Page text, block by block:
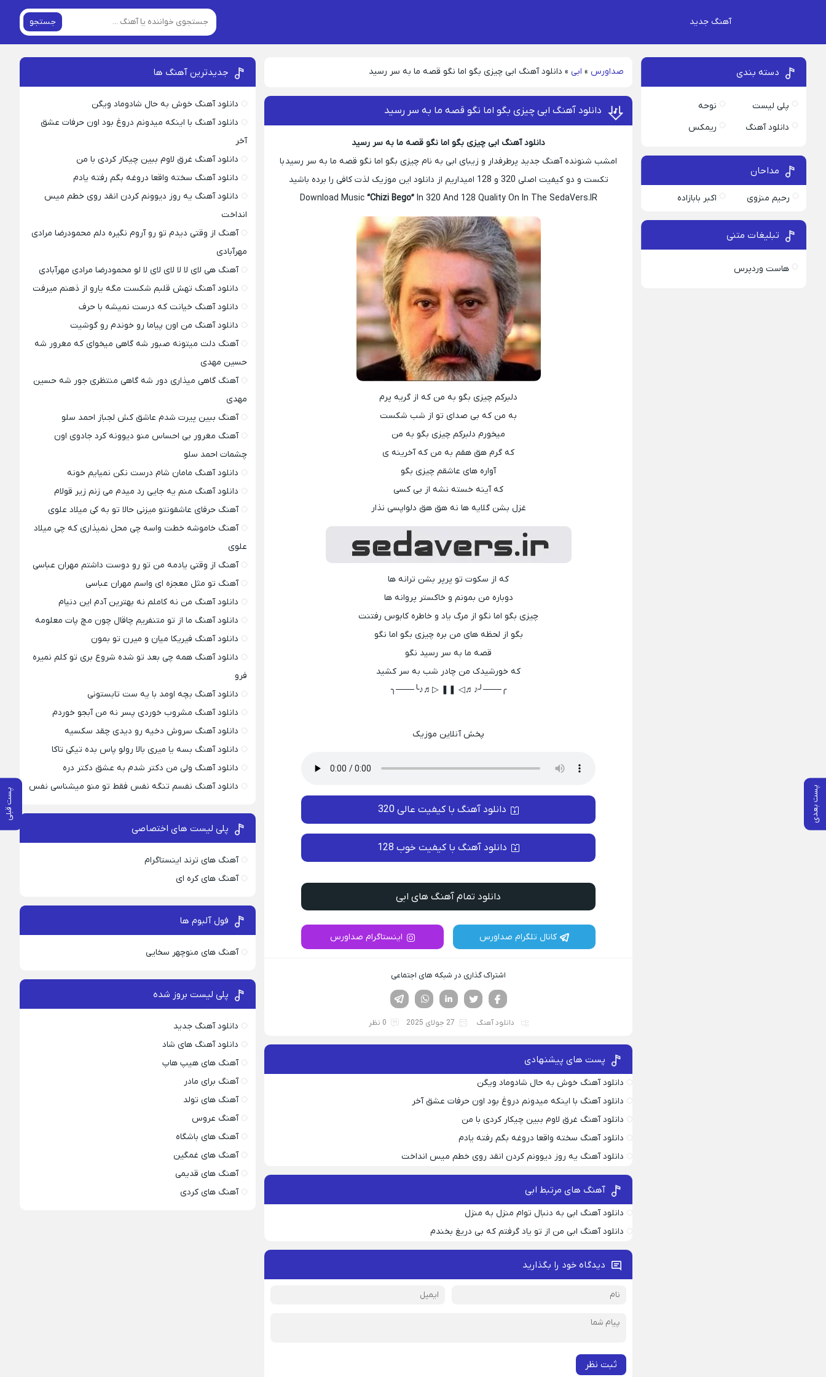
آهنگ جدید جستجو
صداورس » ابی » دانلود آهنگ ابی چیزی بگو اما نگو قصه ما به سر رسید
پست بعدی پست قبلی
دانلود آهنگ ابی چیزی بگو اما نگو قصه ما به سر رسید
دانلود آهنگ ابی چیزی بگو اما نگو قصه ما به سر رسید
امشب شنونده آهنگ جدید پرطرفدار و زیبای ابی به نام چیزی بگو اما نگو قصه ما به سر رسید با
تکست و دو کیفیت اصلی 320 و 128 امیداریم از دانلود این موزیک لذت کافی را برده باشید
Download Music “Chizi Bego”In 320 And 128 Quality On In The SedaVers.IR
دلبرکم چیزی بگو به من که از گریه پرم
به من که بی صدای تو از شب شکست
میخورم دلبرکم چیزی بگو به من
که گرم هق هقم به من که آخرینه ی
آواره های عاشقم چیزی بگو
که آینه خسته نشه از بی کسی
غزل بشن گلایه ها نه هق هق دلواپسی نذار
که از سکوت تو پرپر بشن ترانه ها
دوباره من بمونم و خاکستر پروانه ها
چیزی بگو اما نگو از مرگ یاد و خاطره کابوس رفتنت
بگو از لحظه های من بره چیزی بگو اما نگو
قصه ما به سر رسید نگو
که خورشیدک من چادر شب به سر کشید
╭───╯♪♬◁ ❚❚ ▷♬♪╰───╮
پخش آنلاین موزیک
دانلود آهنگ با کیفیت عالی 320
دانلود آهنگ با کیفیت خوب 128
دانلود تمام آهنگ های ابی
کانال تلگرام صداورس اینستاگرام صداورس
اشتراک گذاری در شبکه های اجتماعی
لینکدین تویتر
فیسوک
دانلود آهنگ 27 جولای 2025 0 نظر
پست های پیشنهادی
دانلود آهنگ خوش به حال شادوماد ویگن
دانلود آهنگ با اینکه میدونم دروغ بود اون حرفات عشق آخر
دانلود آهنگ غرق لاوم ببین چیکار کردی با من
دانلود آهنگ سخته واقعا دروغه بگم رفته یادم
دانلود آهنگ یه روز دیوونم کردن انقد روی خطم میس انداخت
آهنگ های مرتبط ابی
دانلود آهنگ ابی به دنبال توام منزل به منزل
دانلود آهنگ ابی من از تو یاد گرفتم که بی دریغ بخندم
دیدگاه خود را بگذارید
ثبت نظر
دسته بندی
پلی لیست
نوحه
دانلود آهنگ
ریمکس
مداحان
رحیم منزوی اکبر بابازاده
تبلیغات متنی
هاست وردپرس
جدیدترین آهنگ ها
دانلود آهنگ خوش به حال شادوماد ویگن
دانلود آهنگ با اینکه میدونم دروغ بود اون حرفات عشق
آخر
دانلود آهنگ غرق لاوم ببین چیکار کردی با من
دانلود آهنگ سخته واقعا دروغه بگم رفته یادم
دانلود آهنگ یه روز دیوونم کردن انقد روی خطم میس
انداخت
آهنگ از وقتی دیدم تو رو آروم نگیره دلم محمودرضا مرادی
مهرآبادی
آهنگ هی لای لا لا لای لای لا لو محمودرضا مرادی مهرآبادی
دانلود آهنگ تهش قلبم شکست مگه یارو از ذهنم میرفت
دانلود آهنگ خیانت که درست نمیشه با حرف
دانلود آهنگ من اون پیاما رو خوندم رو گوشیت
آهنگ دلت میتونه صبور شه گاهی میخوای که مغرور شه
حسین مهدی
آهنگ گاهی میذاری دور شه گاهی منتظری جور شه حسین
مهدی
آهنگ ببین پیرت شدم عاشق کش لجباز احمد سلو
آهنگ مغرور بی احساس منو دیوونه کرد جادوی اون
چشمات احمد سلو
دانلود آهنگ مامان شام درست نکن نمیایم خونه
دانلود آهنگ منم یه جایی رد میدم می زنم زیر قولام
آهنگ حرفای عاشقونتو میزنی حالا تو به کی میلاد علوی
آهنگ خاموشه خطت واسه چی محل نمیذاری که چی میلاد
علوی
آهنگ از وقتی یادمه من تو رو دوست داشتم مهران عباسی
آهنگ تو مثل معجزه ای واسم مهران عباسی
دانلود آهنگ من نه کاملم نه بهترین آدم این دنیام
دانلود آهنگ ما از تو متنفریم چاقال چون مچ پات معلومه
دانلود آهنگ فیریکا میان و میرن تو بمون
دانلود آهنگ همه چی بعد تو شده شروع بری تو کلم نمیره
فرو
دانلود آهنگ بچه اومد با یه ست تابستونی
دانلود آهنگ مشروب خوردی پسر نه من آبجو خوردم
دانلود آهنگ سروش دخیه رو دیدی چقد سکسیه
دانلود آهنگ بسه یا میری بالا رولو پاس بده تیکی تاکا
دانلود آهنگ ولی من دکتر شدم به عشق دکتر دره
دانلود آهنگ نفسم تنگه نفس فقط تو منو میشناسی نفس
پلی لیست های اختصاصی
آهنگ های ترند اینستاگرام
آهنگ های کره ای
فول آلبوم ها
آهنگ های منوچهر سخایی
پلی لیست بروز شده
دانلود آهنگ جدید
دانلود آهنگ های شاد
آهنگ های هیپ هاپ
آهنگ برای مادر
آهنگ های تولد
آهنگ عروس
آهنگ های باشگاه
آهنگ های غمگین
آهنگ های قدیمی
آهنگ های کردی